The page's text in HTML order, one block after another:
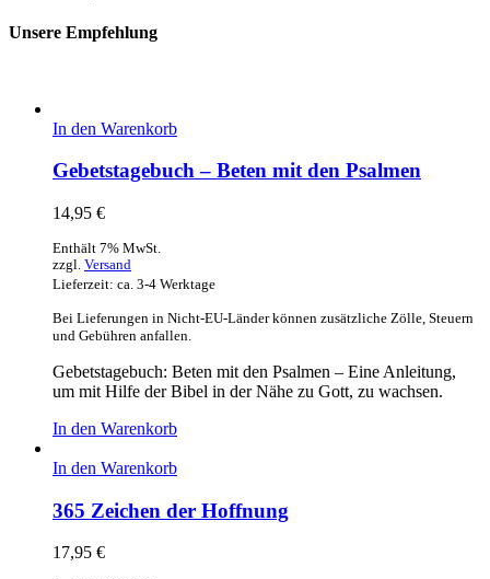
Unsere Empfehlung
In den Warenkorb
Gebetstagebuch – Beten mit den Psalmen
14,95 €
Enthält 7% MwSt.
zzgl. Versand
Lieferzeit: ca. 3-4 Werktage
Bei Lieferungen in Nicht-EU-Länder können zusätzliche Zölle, Steuern
und Gebühren anfallen.
Gebetstagebuch: Beten mit den Psalmen – Eine Anleitung,
um mit Hilfe der Bibel in der Nähe zu Gott, zu wachsen.
In den Warenkorb
In den Warenkorb
365 Zeichen der Hoffnung
17,95 €